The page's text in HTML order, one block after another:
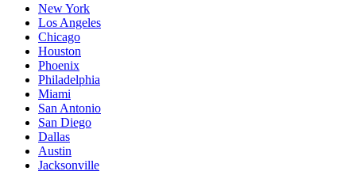
New York
Los Angeles
Chicago
Houston
Phoenix
Philadelphia
Miami
San Antonio
San Diego
Dallas
Austin
Jacksonville